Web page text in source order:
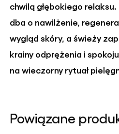
chwilą głębokiego relaksu.
dba o nawilżenie,
wygląd skóry, a świeży
krainy odprężenia i
na wieczorny rytuał
Powiązane